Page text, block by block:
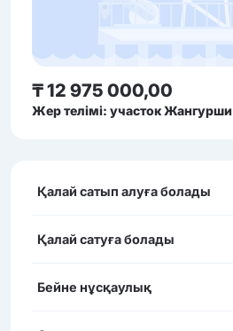
₸ 12 975 000,00
Жер телімі: участок Жангурши
Қалай сатып алуға болады
Қалай сатуға болады
Бейне нұсқаулық